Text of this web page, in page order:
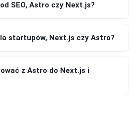
SEO, Astro czy Next.js?
startupów, Next.js czy Astro?
z Astro do Next.js i